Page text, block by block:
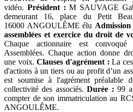
vidéo. Président : M SAUVAGE
demeurant 16, place du Petit
16000 ANGOULÊME élu
assemblées et exercice du droit de
Chaque actionnaire est convoqué
Assemblées. Chaque action donne
une voix.Clauses d'agrément : La
d'actions à un tiers ou au profit d’un
est soumise à l'agrément préalable
collectivité des associés.Durée : 99
compter de son immatriculation au
ANGOULÊME.